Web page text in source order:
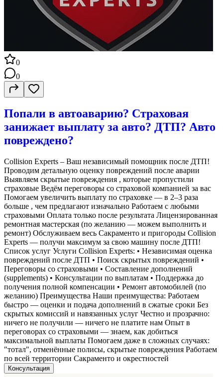
0
0
Попали в автоаварию? Страховая
занижает выплату за авто? ДТП? Авто
повреждено?
Collision Experts – Ваш независимый помощник после ДТП!
Проводим детальную оценку повреждений после аварии
Выявляем скрытые повреждения , которые пропустили
страховые Ведём переговоры со страховой компанией за вас
Помогаем увеличить выплату по страховке — в 2–3 раза
больше , чем предлагают изначально Работаем с любыми
страховыми Оплата только после результата Лицензированная
ремонтная мастерская (по желанию — можем выполнить и
ремонт) Обслуживаем весь Сакраменто и пригороды Collision
Experts — получи максимум за свою машину после ДТП!
Список услуг Услуги Collision Experts: • Независимая оценка
повреждений после ДТП • Поиск скрытых повреждений •
Переговоры со страховыми • Составление дополнений
(supplements) • Консультации по выплатам • Поддержка до
получения полной компенсации • Ремонт автомобилей (по
желанию) Преимущества Наши преимущества: Работаем
быстро — оценки и подача дополнений в сжатые сроки Без
скрытых комиссий и навязанных услуг Честно и прозрачно:
ничего не получили — ничего не платите нам Опыт в
переговорах со страховыми — знаем, как добиться
максимальной выплаты Помогаем даже в сложных случаях:
"тотал", отменённые полисы, скрытые повреждения Работаем
по всей территории Сакраменто и окрестностей
Консультация